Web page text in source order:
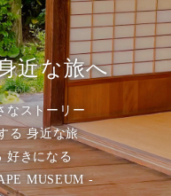
近な旅へ
なストーリー
る 身近な旅
好きになる
MUSEUM -